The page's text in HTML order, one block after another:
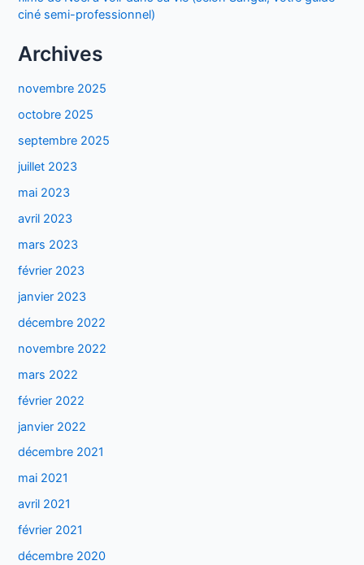
ciné semi-professionnel)
Archives
novembre 2025
octobre 2025
septembre 2025
juillet 2023
mai 2023
avril 2023
mars 2023
février 2023
janvier 2023
décembre 2022
novembre 2022
mars 2022
février 2022
janvier 2022
décembre 2021
mai 2021
avril 2021
février 2021
décembre 2020